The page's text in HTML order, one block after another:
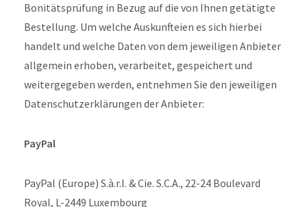
Bonitätsprüfung in Bezug auf die von Ihnen getätigte
Bestellung. Um welche Auskunfteien es sich hierbei
handelt und welche Daten von dem jeweiligen Anbieter
allgemein erhoben, verarbeitet, gespeichert und
weitergegeben werden, entnehmen Sie den jeweiligen
Datenschutzerklärungen der Anbieter:
PayPal
PayPal (Europe) S.à.r.l. & Cie. S.C.A., 22-24 Boulevard
Royal, L-2449 Luxembourg